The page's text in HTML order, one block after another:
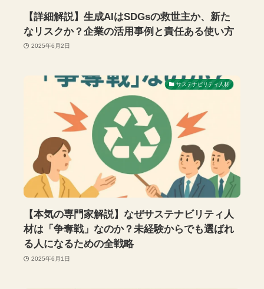
【詳細解説】生成AIはSDGsの救世主か、新た
なリスクか？企業の活用事例と責任ある使い方
2025年6月2日
サステナビリティ人材
【本気の専門家解説】なぜサステナビリティ人
材は「争奪戦」なのか？未経験からでも選ばれ
る人になるための全戦略
2025年6月1日